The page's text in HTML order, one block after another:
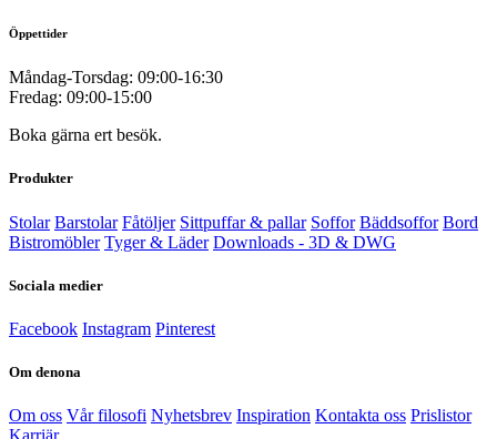
Öppettider
Måndag-Torsdag: 09:00-16:30
Fredag: 09:00-15:00
Boka gärna ert besök.
Produkter
Stolar Barstolar Fåtöljer Sittpuffar & pallar Soffor Bäddsoffor Bord
Bistromöbler Tyger & Läder Downloads - 3D & DWG
Sociala medier
Facebook Instagram Pinterest
Om denona
Om oss Vår filosofi Nyhetsbrev Inspiration Kontakta oss Prislistor